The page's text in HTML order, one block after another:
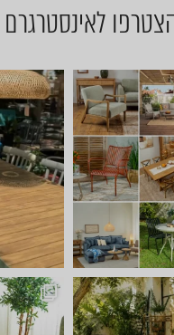
ניפגש אצלנו ב
הזמן לשולחן הסל